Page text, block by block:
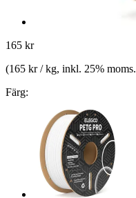
165 kr
(165 kr / kg, inkl. 25% moms.
Färg: